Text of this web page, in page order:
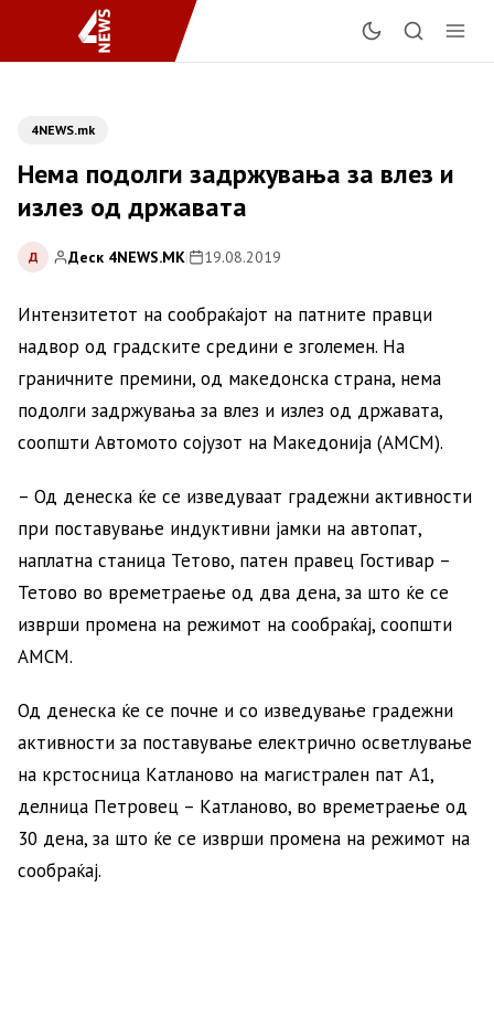
4NEWS.mk
Нема подолги задржувања за влез и
излез од државата
Д Деск 4NEWS.MK| 19.08.2019
Интензитетот на сообраќајот на патните правци
надвор од градските средини е зголемен. На
граничните премини, од македонска страна, нема
подолги задржувања за влез и излез од државата,
соопшти Автомото сојузот на Македонија (АМСМ).
– Од денеска ќе се изведуваат градежни активности
при поставување индуктивни јамки на автопат,
наплатна станица Тетово, патен правец Гостивар –
Тетово во времетраење од два дена, за што ќе се
изврши промена на режимот на сообраќај, соопшти
АМСМ.
Од денеска ќе се почне и со изведување градежни
активности за поставување електрично осветлување
на крстосница Катланово на магистрален пат А1,
делница Петровец – Катланово, во времетраење од
30 дена, за што ќе се изврши промена на режимот на
сообраќај.